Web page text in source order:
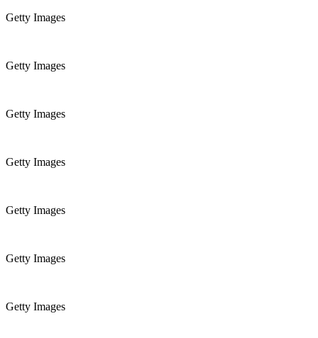
Getty Images
Getty Images
Getty Images
Getty Images
Getty Images
Getty Images
Getty Images